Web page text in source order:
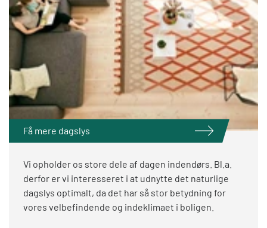
Få mere dagslys
Vi opholder os store dele af dagen indendørs. Bl.a.
derfor er vi interesseret i at udnytte det naturlige
dagslys optimalt, da det har så stor betydning for
vores velbefindende og indeklimaet i boligen.